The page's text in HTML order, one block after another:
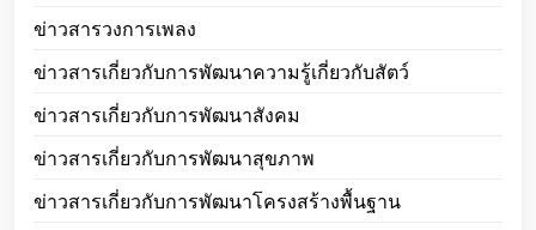
ข่าวสารวงการเพลง
ข่าวสารเกี่ยวกับการพัฒนาความรู้เกี่ยวกับสัตว์
ข่าวสารเกี่ยวกับการพัฒนาสังคม
ข่าวสารเกี่ยวกับการพัฒนาสุขภาพ
ข่าวสารเกี่ยวกับการพัฒนาโครงสร้างพื้นฐาน